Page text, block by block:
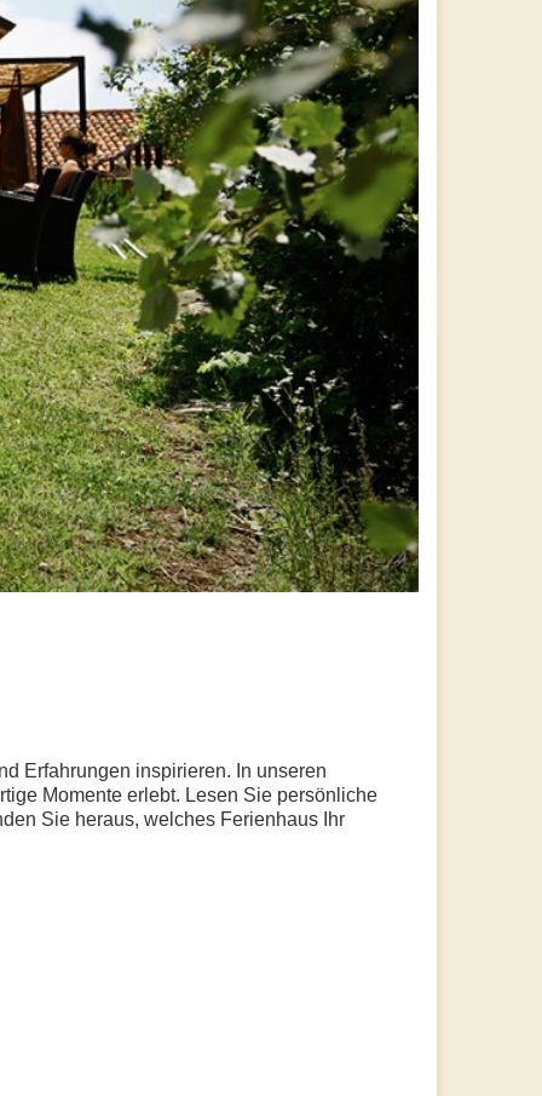
Erfahrungen inspirieren. In unseren
Momente erlebt. Lesen Sie persönliche
Sie heraus, welches Ferienhaus Ihr